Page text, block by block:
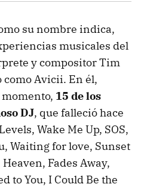
su nombre indica,
musicales del
y compositor Tim
Avicii. En él,
15 de los
DJ, que falleció hace
Wake Me Up, SOS,
Waiting for love, Sunset
Fades Away,
to You, I Could Be the